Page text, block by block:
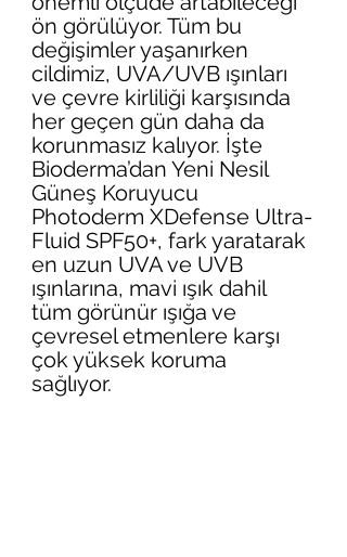
ön görülüyor. Tüm bu
değişimler yaşanırken
cildimiz, UVA/UVB ışınları
ve çevre kirliliği karşısında
her geçen gün daha da
korunmasız kalıyor. İşte
Bioderma’dan Yeni Nesil
Güneş Koruyucu
Photoderm XDefense Ultra-
Fluid SPF50+, fark yaratarak
en uzun UVA ve UVB
ışınlarına, mavi ışık dahil
tüm görünür ışığa ve
çevresel etmenlere karşı
çok yüksek koruma
sağlıyor.